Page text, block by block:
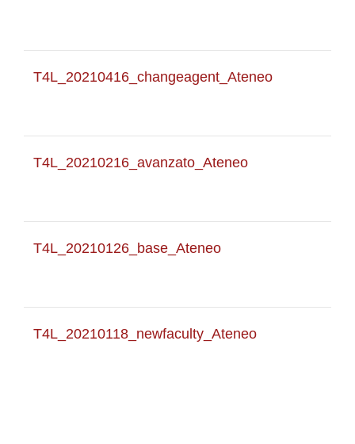
T4L_20210416_changeagent_Ateneo
T4L_20210216_avanzato_Ateneo
T4L_20210126_base_Ateneo
T4L_20210118_newfaculty_Ateneo